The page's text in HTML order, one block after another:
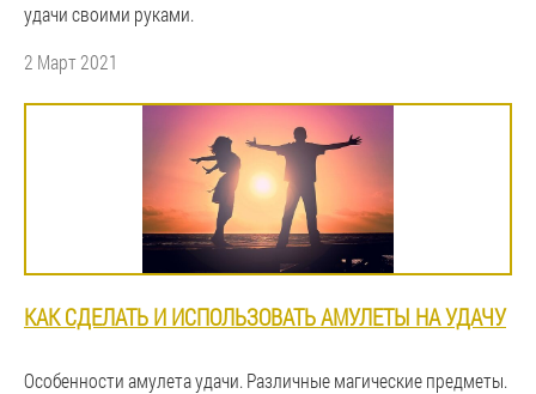
удачи своими руками.
2 Март 2021
КАК СДЕЛАТЬ И ИСПОЛЬЗОВАТЬ АМУЛЕТЫ НА УДАЧУ
Особенности амулета удачи. Различные магические предметы.